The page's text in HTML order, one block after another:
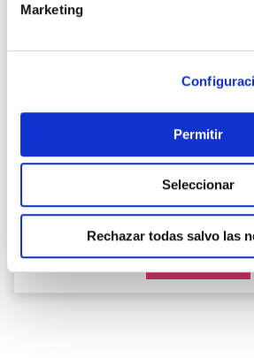
Marketing
Permitir
Seleccionar
Rechazar todas salvo las
Bomba trasvase palanca
Mato
46,75 €
Añadir al carrito